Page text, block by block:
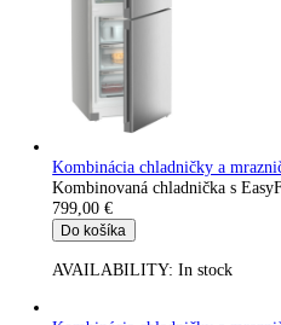
Kombinácia chladničky a
Kombinovaná chladnička s
749,00€
Do košíka
AVAILABILITY: